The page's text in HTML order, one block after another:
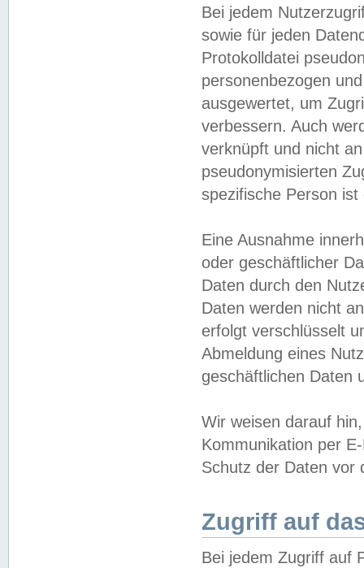
Bei jedem
sowie für jeden
Protokolldatei
personenbezogen
ausgewertet, um
verbessern. Auch
verknüpft und nicht
pseudonymisierten
spezifische Person
Eine Ausnahme
oder geschäftlicher
Daten durch den
Daten werden nicht
erfolgt verschlüsselt
Abmeldung eines
geschäftlichen Daten
Wir weisen darauf
Kommunikation per
Schutz der Daten vor
Zugriff auf
Bei jedem Zugriff auf